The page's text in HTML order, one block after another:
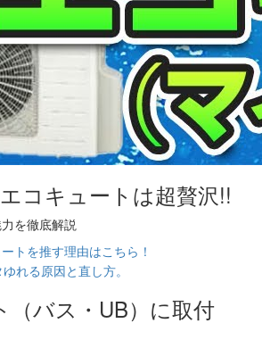
コキュートは超贅沢!!
を徹底解説
トを推す理由はこちら！
（バス・UB）に取付